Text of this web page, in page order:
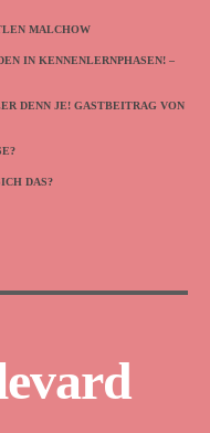
MALCHOW
IN KENNENLERNPHASEN! –
DENN JE! GASTBEITRAG VON
DAS?